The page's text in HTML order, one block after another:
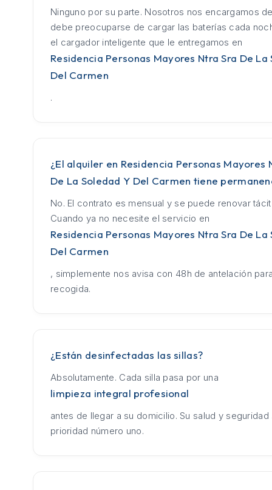
Ninguno por su parte. Nosotros nos encargamos
debe preocuparse de cargar las baterías cada
el cargador inteligente que le entregamos en
Residencia Personas Mayores Ntra Sra De La
Del Carmen
.
¿El alquiler en Residencia Personas Mayores
De La Soledad Y Del Carmen tiene
No. El contrato es mensual y se puede renovar
Cuando ya no necesite el servicio en
Residencia Personas Mayores Ntra Sra De La
Del Carmen
, simplemente nos avisa con 48h de antelación
recogida.
¿Están desinfectadas las sillas?
Absolutamente. Cada silla pasa por una
limpieza integral profesional
antes de llegar a su domicilio. Su salud y seguridad
prioridad número uno.